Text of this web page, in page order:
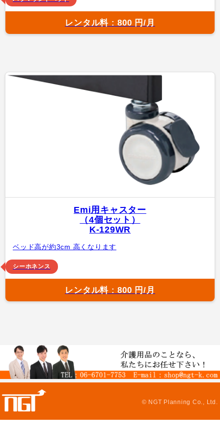
レンタル料 : 800 円/月
Emi用キャスター
（4個セット）
K-129WR
ベッド高が約3cm 高くなります
シーホネンス
レンタル料 : 800 円/月
© NGT Planning Co., Ltd.